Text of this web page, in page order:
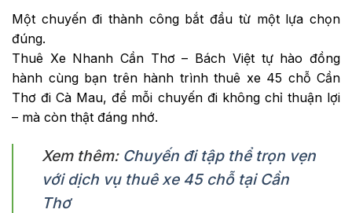
Một chuyến đi thành công bắt đầu từ một lựa chọn
đúng.
Thuê Xe Nhanh Cần Thơ – Bách Việt tự hào đồng
hành cùng bạn trên hành trình thuê xe 45 chỗ Cần
Thơ đi Cà Mau, để mỗi chuyến đi không chỉ thuận lợi
– mà còn thật đáng nhớ.
Xem thêm: Chuyến đi tập thể trọn vẹn
với dịch vụ thuê xe 45 chỗ tại Cần
Thơ